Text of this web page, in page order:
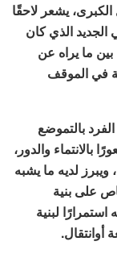
يشعر لاحقًا
الجديد الذي كان
بين ما يراه عن
في الموقف
بالتموضع
والدور،
لديه ما يشبه
على بنية
لبنية